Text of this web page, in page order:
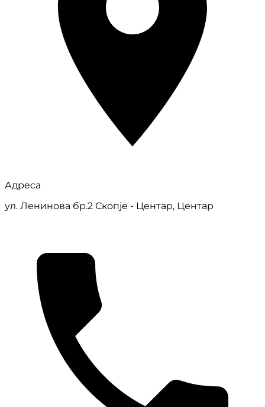
Адреса
ул. Ленинова бр.2 Скопје - Центар, Центар